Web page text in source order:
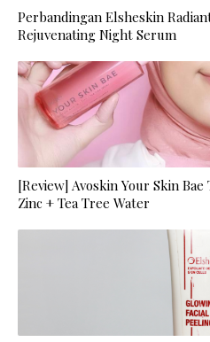
Perbandingan Elsheskin
Rejuvenating Night Serum
[Review] Avoskin Your Skin
Zinc + Tea Tree Water